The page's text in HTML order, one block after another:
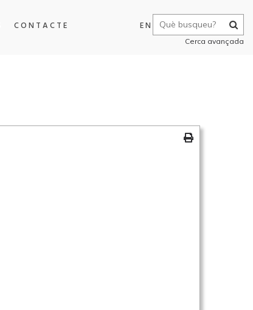
CONTACTE EN
Cerca avançada